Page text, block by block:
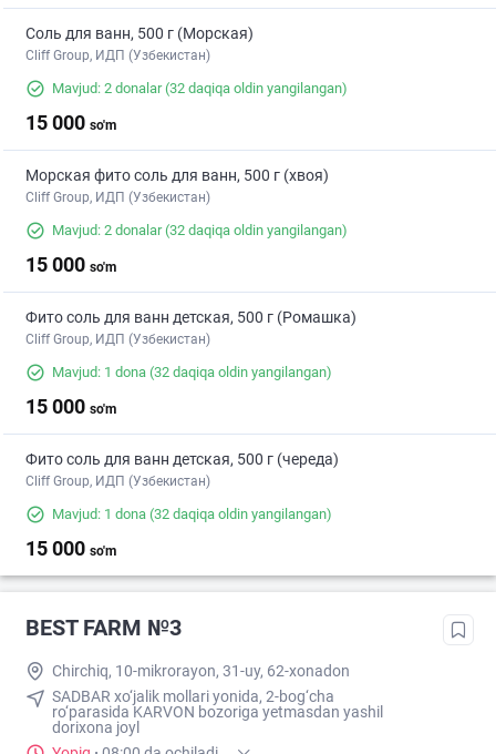
Соль для ванн, 500 г (Морская)
Cliff Group, ИДП (Узбекистан)
Mavjud: 2 donalar(32 daqiqa oldin yangilangan)
15 000 so'm
Морская фито соль для ванн, 500 г (хвоя)
Cliff Group, ИДП (Узбекистан)
Mavjud: 2 donalar(32 daqiqa oldin yangilangan)
15 000 so'm
Фито соль для ванн детская, 500 г (Ромашка)
Cliff Group, ИДП (Узбекистан)
Mavjud: 1 dona (32 daqiqa oldin yangilangan)
15 000 so'm
Фито соль для ванн детская, 500 г (череда)
Cliff Group, ИДП (Узбекистан)
Mavjud: 1 dona (32 daqiqa oldin yangilangan)
15 000 so'm
BEST FARM №3
Chirchiq, 10-mikrorayon, 31-uy, 62-xonadon
SADBAR xo‘jalik mollari yonida, 2-bog‘cha
ro‘parasida KARVON bozoriga yetmasdan yashil
dorixona joyl